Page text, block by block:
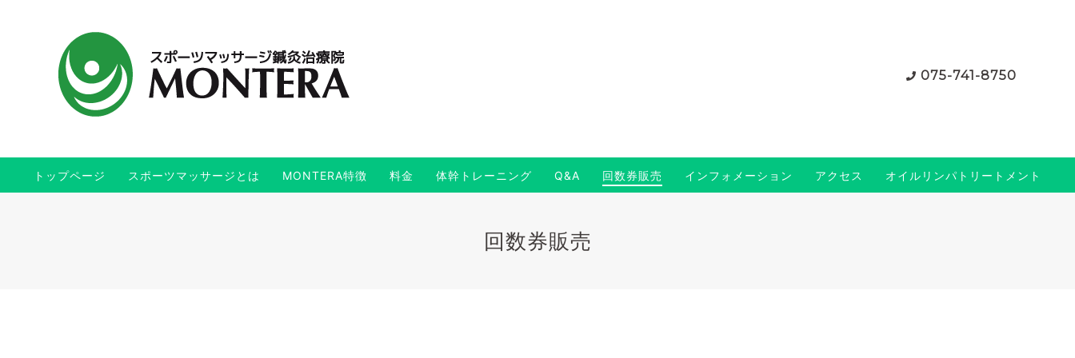
075-741-8750
トップページ スポーツマッサージとは MONTERA特徴 料金 体幹トレーニング Q&A 回数券販売 インフォメーション アクセス オイルリンパトリートメント
回数券販売